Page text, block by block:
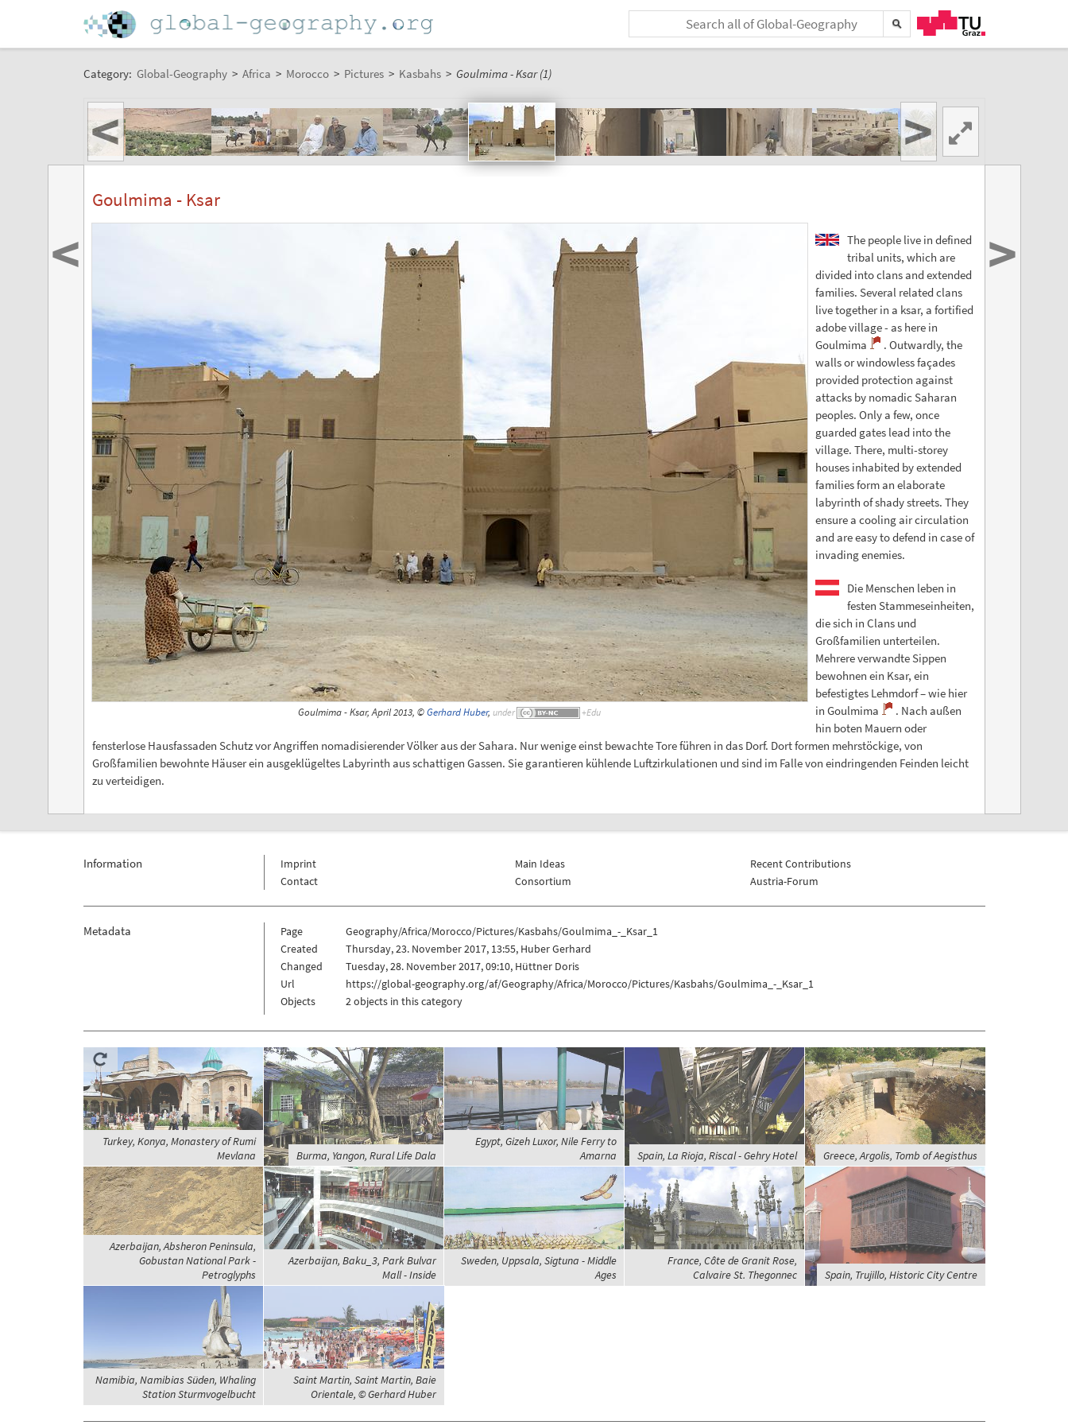
Category: Global-Geography > Africa > Morocco > Pictures > Kasbahs > Goulmima - Ksar (1)
< >
Goulmima - Ksar
Goulmima - Ksar, April 2013, ©Gerhard Huber, under
The people live in defined
tribal units, which are
divided into clans and extended
families. Several related clans
live together in a ksar, a fortified
adobe village - as here in
Goulmima
. Outwardly, the
walls or windowless façades
provided protection against
attacks by nomadic Saharan
peoples. Only a few, once
guarded gates lead into the
village. There, multi-storey
houses inhabited by extended
families form an elaborate
labyrinth of shady streets. They
ensure a cooling air circulation
and are easy to defend in case of
invading enemies.
Die Menschen leben in
festen Stammeseinheiten,
die sich in Clans und
Großfamilien unterteilen.
Mehrere verwandte Sippen
bewohnen ein Ksar, ein
befestigtes Lehmdorf – wie hier
in Goulmima
. Nach außen
hin boten Mauern oder
fensterlose Hausfassaden Schutz vor Angriffen nomadisierender Völker aus der Sahara. Nur wenige einst bewachte Tore führen in das Dorf. Dort formen mehrstöckige, von
Großfamilien bewohnte Häuser ein ausgeklügeltes Labyrinth aus schattigen Gassen. Sie garantieren kühlende Luftzirkulationen und sind im Falle von eindringenden Feinden leicht
zu verteidigen.
< >
Information
Imprint
Contact
Main Ideas
Consortium
Recent Contributions
Austria-Forum
Metadata Page
Geography/Africa/Morocco/Pictures/Kasbahs/Goulmima_-_Ksar_1
Created
Thursday, 23. November 2017, 13:55, Huber Gerhard
Changed
Tuesday, 28. November 2017, 09:10, Hüttner Doris
Url
https://global-geography.org/af/Geography/Africa/Morocco/Pictures/Kasbahs/Goulmima_-_Ksar_1
Objects
2 objects in this category
Turkey, Konya, Monastery of Rumi
Mevlana
Burma, Yangon, Rural Life Dala
Egypt, Gizeh Luxor, Nile Ferry to
Amarna
Spain, La Rioja, Riscal - Gehry Hotel Greece, Argolis, Tomb of Aegisthus
Azerbaijan, Absheron Peninsula,
Gobustan National Park -
Petroglyphs
Azerbaijan, Baku_3, Park Bulvar
Mall - Inside
Sweden, Uppsala, Sigtuna - Middle
Ages
France, Côte de Granit Rose,
Calvaire St. Thegonnec
Spain, Trujillo, Historic City Centre
Namibia, Namibias Süden, Whaling
Station Sturmvogelbucht
Saint Martin, Saint Martin, Baie
Orientale, © Gerhard Huber